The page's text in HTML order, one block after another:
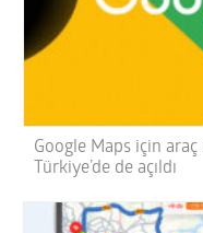
Google Maps için
Türkiye’de de açıldı